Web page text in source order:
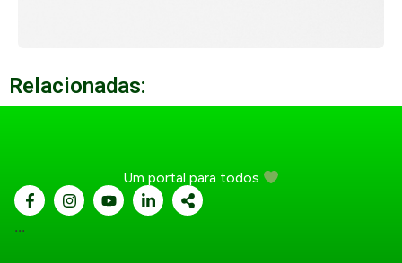
Relacionadas:
Um portal para todos
...